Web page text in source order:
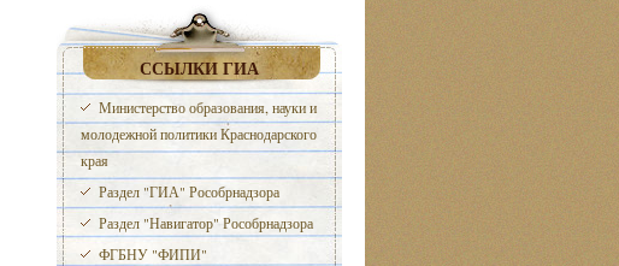
ССЫЛКИ ГИА
Министерство образования, науки и
молодежной политики Краснодарского
края
Раздел "ГИА" Рособрнадзора
Раздел "Навигатор" Рособрнадзора
ФГБНУ "ФИПИ"